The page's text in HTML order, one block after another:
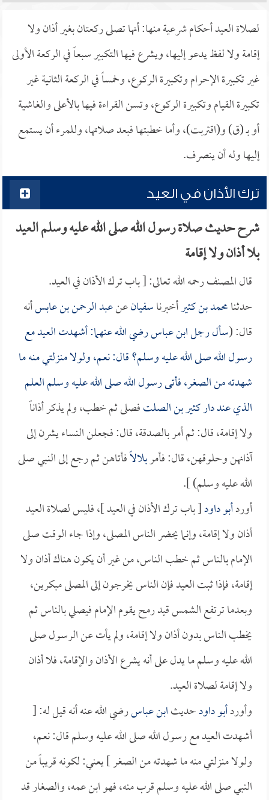
لصلاة العيد أحكام شرعية منها: أنها تصلى ركعتان بغير أذان ولا
إقامة ولا لفظ يدعو إليها، ويشرع فيها التكبير سبعاً في الركعة الأولى
غير تكبيرة الإحرام وتكبيرة الركوع، وخمساً في الركعة الثانية غير
تكبيرة القيام وتكبيرة الركوع، وتسن القراءة فيها بالأعلى والغاشية
أو بـ (ق) و(اقتربت)، وأما خطبتها فبعد صلاتها، وللمرء أن يستمع
إليها وله أن ينصرف.
ترك الأذان في العيد
شرح حديث صلاة رسول الله صلى الله عليه وسلم العيد
بلا أذان ولا إقامة
قال المصنف رحمه الله تعالى: [ باب ترك الأذان في العيد.
حدثنامحمد بن كثيرأخبرناسفيانعنعبد الرحمن بن عابسأنه
قال: (سأل رجلابن عباسرضي الله عنهما: أشهدت العيد مع
رسول الله صلى الله عليه وسلم؟ قال: نعم، ولولا منزلتي منه ما
شهدته من الصغر، فأتى رسول الله صلى الله عليه وسلم العلم
الذي عند داركثير بن الصلتفصلى ثم خطب، ولم يذكر أذاناً
ولا إقامة، قال: ثم أمر بالصدقة، قال: فجعلن النساء يشرن إلى
آذانهن وحلوقهن، قال: فأمربلالاًفأتاهن ثم رجع إلى النبي صلى
الله عليه وسلم) ].
أوردأبو داود[ باب ترك الأذان في العيد ]، فليس لصلاة العيد
أذان ولا إقامة، وإنما يحضر الناس المصلى، وإذا جاء الوقت صلى
الإمام بالناس ثم خطب الناس، من غير أن يكون هناك أذان ولا
إقامة، فإذا ثبت العيد فإن الناس يخرجون إلى المصلى مبكرين،
وبعدما ترتفع الشمس قيد رمح يقوم الإمام فيصلي بالناس ثم
يخطب الناس بدون أذان ولا إقامة، ولم يأت عن الرسول صلى
الله عليه وسلم ما يدل على أنه يشرع الأذان والإقامة، فلا أذان
ولا إقامة لصلاة العيد.
وأوردأبو داودحديثابن عباسرضي الله عنه أنه قيل له: [
أشهدت العيد مع رسول الله صلى الله عليه وسلم قال: نعم،
ولولا منزلتي منه ما شهدته من الصغر ] يعني: لكونه قريباً من
النبي صلى الله عليه وسلم قرب منه، فهو ابن عمه، والصغار قد